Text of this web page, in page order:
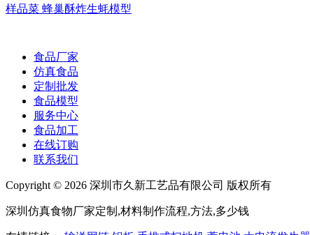
样品菜 蜂巢酥炸生蚝模型
食品厂家
仿真食品
定制批发
食品模型
服务中心
食品加工
在线订购
联系我们
Copyright © 2026 深圳市久新工艺品有限公司 版权所有
深圳仿真食物厂家定制,材料制作流程,方法,多少钱